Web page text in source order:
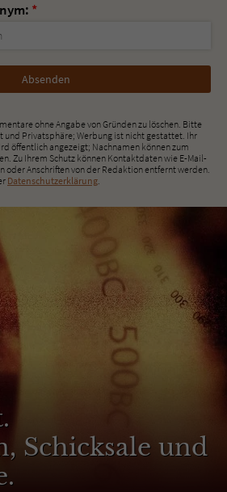
*
ohne Angabe von Gründen zu löschen. Bitte
und Privatsphäre; Werbung ist nicht gestattet. Ihr
öffentlich angezeigt; Nachnamen können zum
Zu Ihrem Schutz können Kontaktdaten wie E-Mail-
oder Anschriften von der Redaktion entfernt werden.
Datenschutzerklärung
Schicksale und